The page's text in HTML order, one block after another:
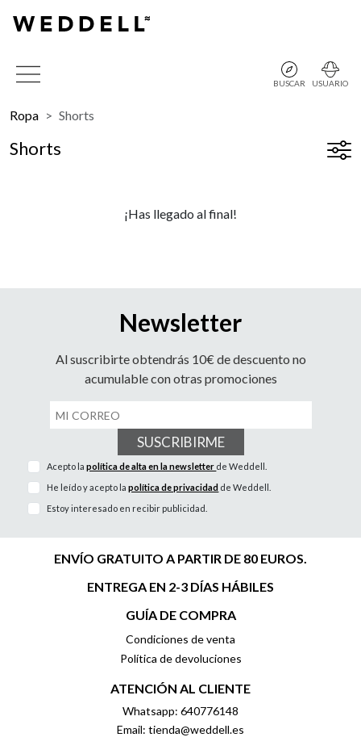
BUSCAR USUARIO
Ropa Shorts
Shorts
¡Has llegado al final!
Newsletter
Al suscribirte obtendrás 10€ de descuento no
acumulable con otras promociones
SUSCRIBIRME
Acepto lapolítica de alta en la newsletter de Weddell.
He leído y acepto lapolítica de privacidad de Weddell.
Estoy interesado en recibir publicidad.
ENVÍO GRATUITO A PARTIR DE 80 EUROS.
ENTREGA EN 2-3 DÍAS HÁBILES
GUÍA DE COMPRA
Condiciones de venta
Política de devoluciones
ATENCIÓN AL CLIENTE
Whatsapp: 640776148
Email: tienda@weddell.es